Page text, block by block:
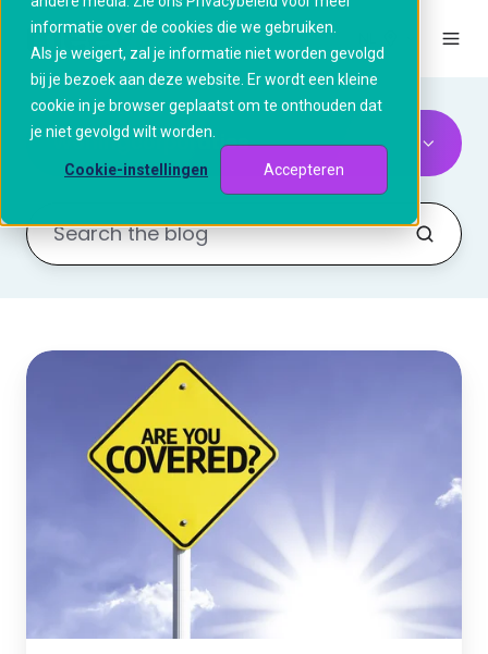
informatie over de cookies die we gebruiken.
Als je weigert, zal je informatie niet worden gevolgd
bij je bezoek aan deze website. Er wordt een kleine
cookie in je browser geplaatst om te onthouden dat
je niet gevolgd wilt worden.
Cookie-instellingen Accepteren
Woningcorporaties
Veilig
vergaderen?
Woningcorporaties
naadloze
integratie